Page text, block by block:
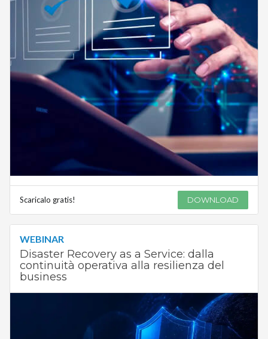
Scaricalo gratis! DOWNLOAD
WEBINAR
Disaster Recovery as a Service: dalla
continuità operativa alla resilienza del
business